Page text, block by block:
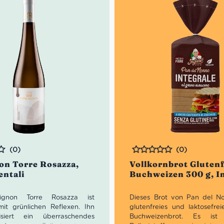
Torre Rosazza,
(0)
Torre Rosazza ist
grünlichen Reflexen. Ihn
ein überraschendes
Vollkornbrot
Buchweizen 300 g,
Bewertet
(0)
Dieses Brot von Pan del
glutenfreies und
Buchweizenbrot. Es